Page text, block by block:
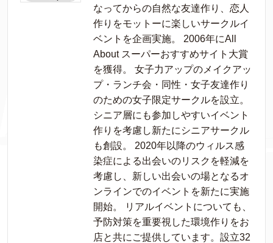
なってからの自然な友達作り、恋人
作りをモットーに楽しいサークルイ
ベントを企画実施。 2006年にAll
About スーパーおすすめサイト大賞
を獲得。 女子力アップのメイクアッ
プ・ランチ会・同性・女子友達作り
のための女子限定サークルを設立。
シニア層にも参加しやすいイベント
作りを考慮し新たにシニアサークル
も創設。 2020年以降のウィルス感
染症による出会いのリスクを軽減を
考慮し、新しい出会いの場となるオ
ンラインでのイベントを新たに実施
開始。 リアルイベントについても、
予防対策を重要視した環境作りをお
店と共にご提供しています。設立32